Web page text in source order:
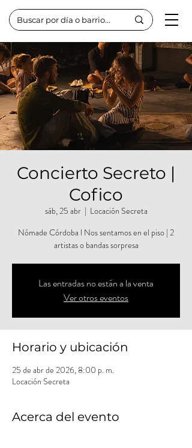
Concierto Secreto |
Cofico
sáb, 25 abr
  |
Locación Secreta
Nómade Córdoba l Nos sentamos en el piso | 2
artistas o bandas sorpresa
Las entradas no están a la venta
Ver otros eventos
Horario y ubicación
25 de abr de 2026, 8:00 p. m.
Locación Secreta
Acerca del evento